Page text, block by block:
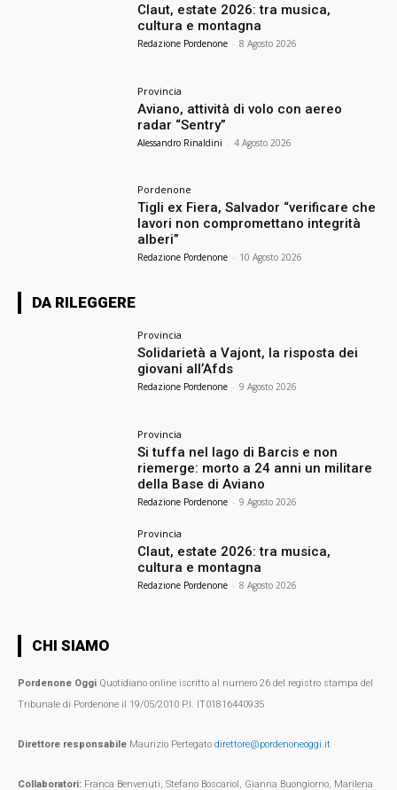
Claut, estate 2026: tra musica,
cultura e montagna
Redazione Pordenone - 8 Agosto 2026
Provincia
Aviano, attività di volo con aereo
radar “Sentry”
Alessandro Rinaldini - 4 Agosto 2026
Pordenone
Tigli ex Fiera, Salvador “verificare che
lavori non compromettano integrità
alberi”
Redazione Pordenone - 10 Agosto 2026
DA RILEGGERE
Provincia
Solidarietà a Vajont, la risposta dei
giovani all’Afds
Redazione Pordenone - 9 Agosto 2026
Provincia
Si tuffa nel lago di Barcis e non
riemerge: morto a 24 anni un militare
della Base di Aviano
Redazione Pordenone - 9 Agosto 2026
Provincia
Claut, estate 2026: tra musica,
cultura e montagna
Redazione Pordenone - 8 Agosto 2026
CHI SIAMO
Pordenone Oggi Quotidiano online iscritto al numero 26 del registro stampa del
Tribunale di Pordenone il 19/05/2010 P.I. IT01816440935
Direttore responsabile Maurizio Pertegato direttore@pordenoneoggi.it
Collaboratori: Franca Benvenuti, Stefano Boscariol, Gianna Buongiorno, Marilena